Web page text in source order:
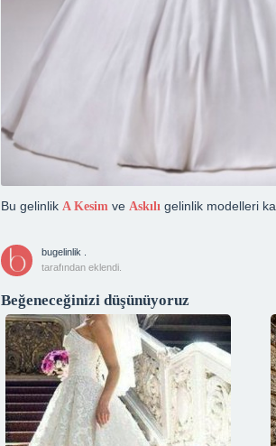
Bu gelinlik A Kesim ve Askılı gelinlik modelleri
bugelinlik .
tarafından eklendi.
Beğeneceğinizi düşünüyoruz